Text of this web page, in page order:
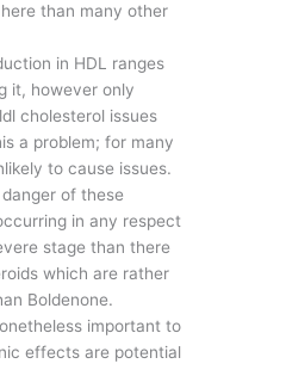
than many other
in HDL ranges
it, however only
cholesterol issues
a problem; for many
to cause issues.
of these
in any respect
stage than there
which are rather
Boldenone.
important to
effects are potential